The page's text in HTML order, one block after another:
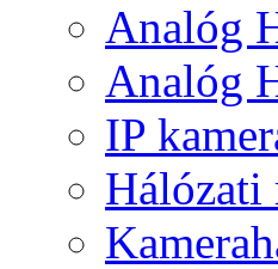
Analóg
Analóg
IP